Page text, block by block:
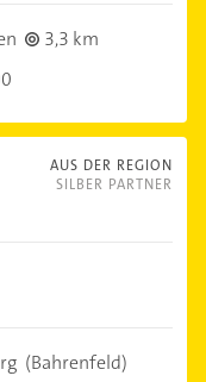
3,3 km
AUS DER REGION
SILBER PARTNER
(Bahrenfeld)